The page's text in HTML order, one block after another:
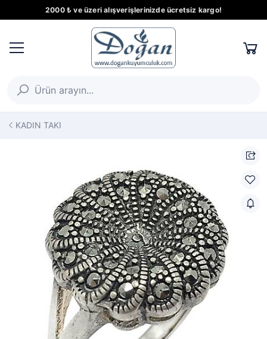
2000 ₺ ve üzeri alışverişlerinizde ücretsiz kargo!
KADIN TAKI